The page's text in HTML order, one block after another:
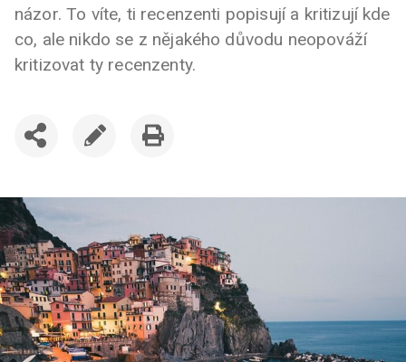
názor. To víte, ti recenzenti popisují a kritizují kde
co, ale nikdo se z nějakého důvodu neopováží
kritizovat ty recenzenty.